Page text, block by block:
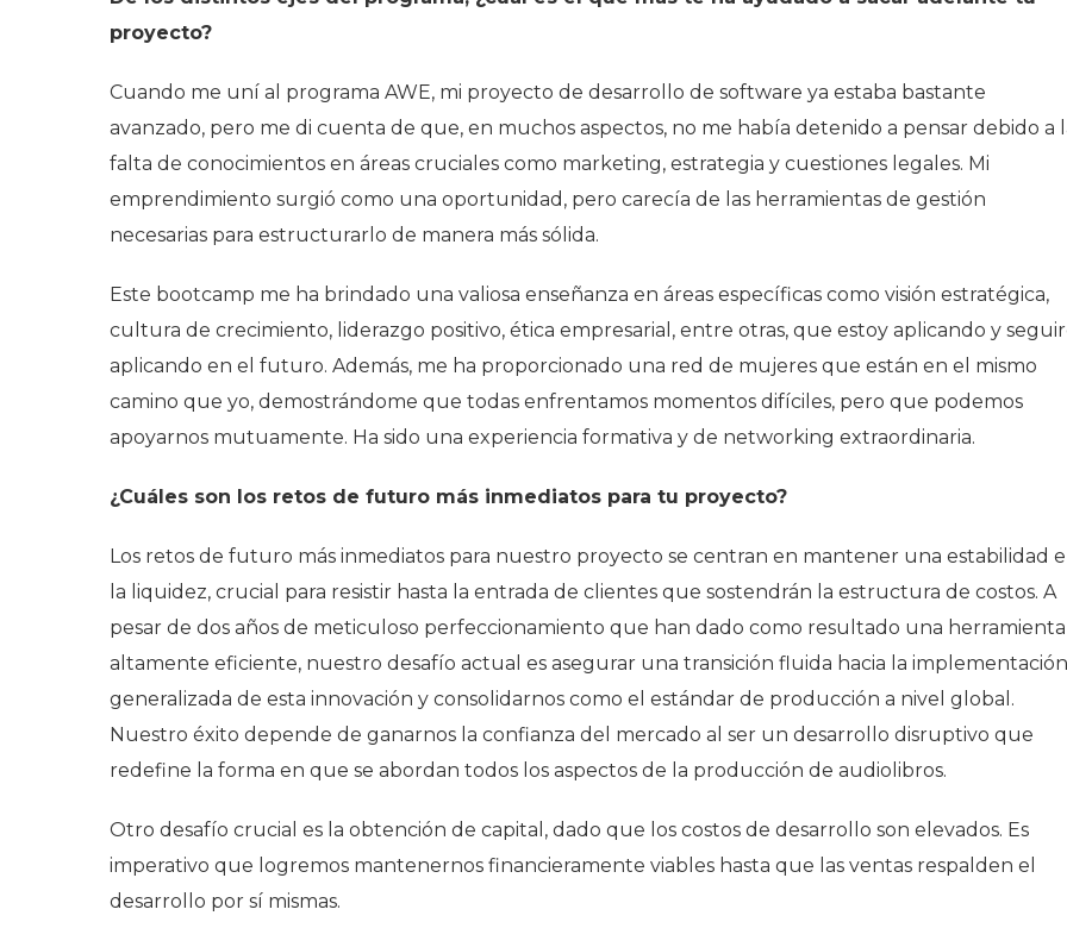
proyecto?
Cuando me uní al programa AWE, mi proyecto de desarrollo de software ya estaba bastante
avanzado, pero me di cuenta de que, en muchos aspectos, no me había detenido a pensar debido a
falta de conocimientos en áreas cruciales como marketing, estrategia y cuestiones legales. Mi
emprendimiento surgió como una oportunidad, pero carecía de las herramientas de gestión
necesarias para estructurarlo de manera más sólida.
Este bootcamp me ha brindado una valiosa enseñanza en áreas específicas como visión estratégica,
cultura de crecimiento, liderazgo positivo, ética empresarial, entre otras, que estoy aplicando y
aplicando en el futuro. Además, me ha proporcionado una red de mujeres que están en el mismo
camino que yo, demostrándome que todas enfrentamos momentos difíciles, pero que podemos
apoyarnos mutuamente. Ha sido una experiencia formativa y de networking extraordinaria.
¿Cuáles son los retos de futuro más inmediatos para tu proyecto?
Los retos de futuro más inmediatos para nuestro proyecto se centran en mantener una estabilidad
la liquidez, crucial para resistir hasta la entrada de clientes que sostendrán la estructura de costos. A
pesar de dos años de meticuloso perfeccionamiento que han dado como resultado una herramienta
altamente eficiente, nuestro desafío actual es asegurar una transición fluida hacia la implementación
generalizada de esta innovación y consolidarnos como el estándar de producción a nivel global.
Nuestro éxito depende de ganarnos la confianza del mercado al ser un desarrollo disruptivo que
redefine la forma en que se abordan todos los aspectos de la producción de audiolibros.
Otro desafío crucial es la obtención de capital, dado que los costos de desarrollo son elevados. Es
imperativo que logremos mantenernos financieramente viables hasta que las ventas respalden el
desarrollo por sí mismas.